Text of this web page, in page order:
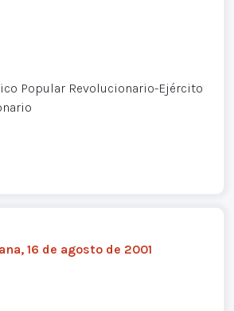
Popular Revolucionario-Ejército
16 de agosto de 2001